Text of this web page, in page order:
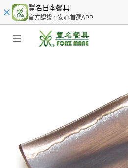
豐名日本餐具
官方認證，安心首選APP